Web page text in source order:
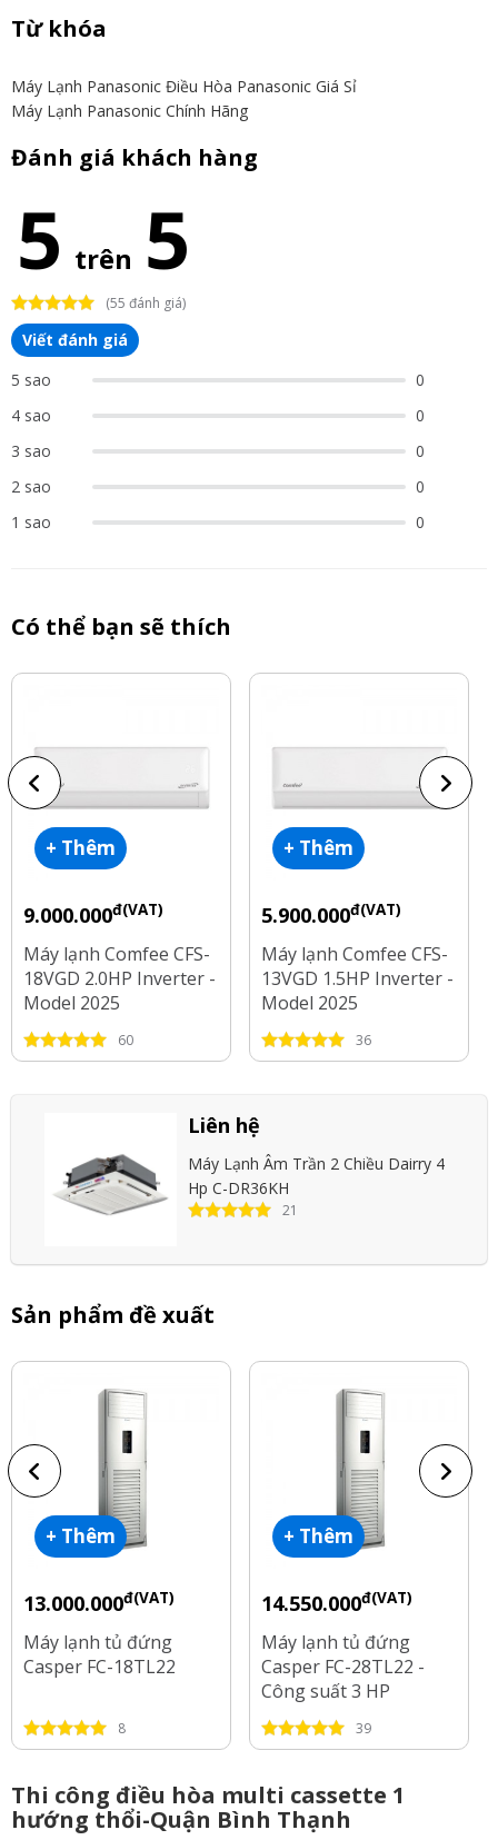
Từ khóa
Máy Lạnh Panasonic Điều Hòa Panasonic Giá Sỉ
Máy Lạnh Panasonic Chính Hãng
Đánh giá khách hàng
5 trên 5
(55 đánh giá)
Viết đánh giá
5 sao
0
4 sao
0
3 sao
0
2 sao
0
1 sao
0
Có thể bạn sẽ thích
+ Thêm
9.000.000đ(VAT)
Máy lạnh Comfee CFS-
18VGD 2.0HP Inverter -
Model 2025
60
+ Thêm
5.900.000đ(VAT)
Máy lạnh Comfee CFS-
13VGD 1.5HP Inverter -
Model 2025
36
Liên hệ
Máy Lạnh Âm Trần 2 Chiều Dairry 4
Hp C-DR36KH
21
Sản phẩm đề xuất
+ Thêm
13.000.000đ(VAT)
Máy lạnh tủ đứng
Casper FC-18TL22
8
+ Thêm
14.550.000đ(VAT)
Máy lạnh tủ đứng
Casper FC-28TL22 -
Công suất 3 HP
39
Thi công điều hòa multi cassette 1
hướng thổi-Quận Bình Thạnh